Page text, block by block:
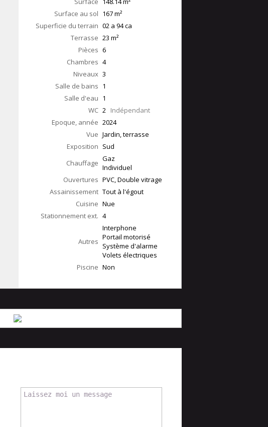
Surface au sol 167m²
Superficie du terrain 02 a 94 ca
Terrasse 23 m²
Pièces 6
Chambres 4
Niveaux 3
Salle de bains 1
Salle d'eau 1
WC 2 Indépendant
Epoque, année 2024
Vue Jardin, terrasse
Exposition Sud
Chauffage Gaz
Individuel
Ouvertures PVC, Double vitrage
Assainissement Tout à l'égout
Cuisine Nue
Stationnement ext. 4
Autres
Interphone
Portail motorisé
Système d'alarme
Volets électriques
Piscine Non